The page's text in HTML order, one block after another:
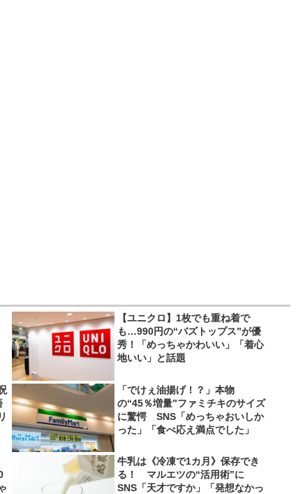
【ユニクロ】1枚でも重ね着で
も…990円の“バズトップス”が優
秀！「めっちゃかわいい」「着心
地いい」と話題
「でけぇ油揚げ！？」本物
の“45％増量”ファミチキのサイズ
に驚愕 SNS「めっちゃおいしか
った」「食べ応え満点でした」
牛乳は《冷凍で1カ月》保存でき
る！ マルエツの“活用術”に
SNS「天才ですか」「発想なかっ